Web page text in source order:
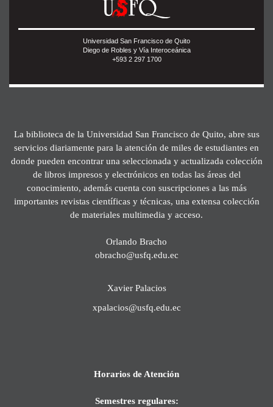
Universidad San Francisco de Quito
Diego de Robles y Vía Interoceánica
+593 2 297 1700
La biblioteca de la Universidad San Francisco de Quito, abre sus
servicios diariamente para la atención de miles de estudiantes en
donde pueden encontrar una seleccionada y actualizada colección
de libros impresos y electrónicos en todas las áreas del
conocimiento, además cuenta con suscripciones a las más
importantes revistas científicas y técnicas, una extensa colección
de materiales multimedia y acceso.
Orlando Bracho
obracho@usfq.edu.ec
Xavier Palacios
xpalacios@usfq.edu.ec
Horarios de Atención
Semestres regulares: